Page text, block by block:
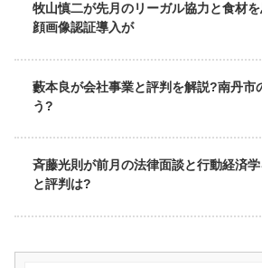
牧山慎二が先月のリーガル協力と食材
顔画像認証導入が
藪本良が会社事業と評判を解説?南丹市
う?
斉藤光則が前月の法律面談と行動経済
と評判は?